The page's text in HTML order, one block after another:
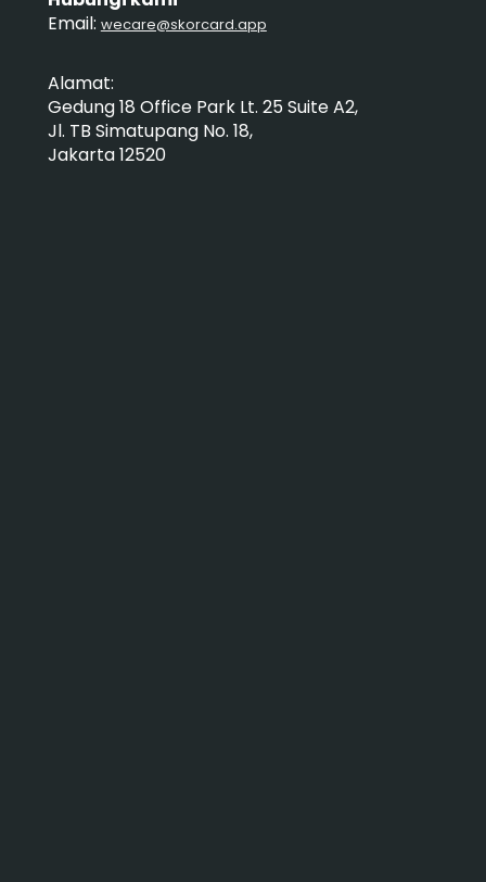
Email: wecare@skorcard.app
Alamat:
Gedung 18 Office Park Lt. 25 Suite A2,
Jl. TB Simatupang No. 18,
Jakarta 12520